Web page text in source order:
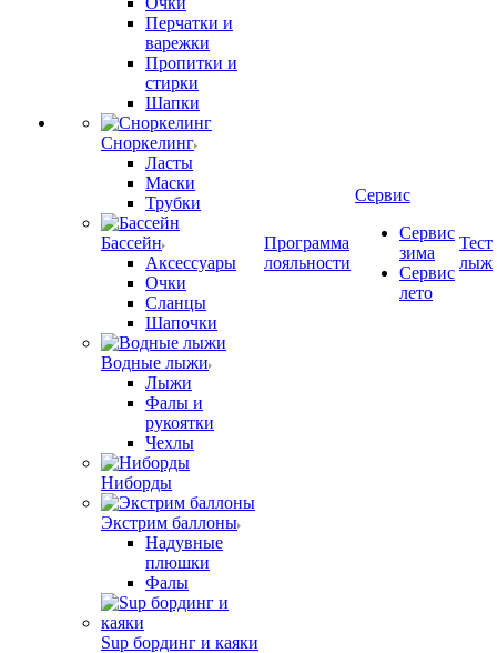
Перчатки и
варежки
Пропитки и
стирки
Шапки
Сноркелинг
Ласты
Маски
Трубки
Бассейн
Аксессуары
Очки
Сланцы
Шапочки
Водные лыжи
Лыжи
Фалы и
рукоятки
Чехлы
Ниборды
Экстрим баллоны
Надувные
плюшки
Фалы
Sup бординг и каяки
Программа
лояльности
Сервис
Сервис
зима
Сервис
лето
Тест
лыж